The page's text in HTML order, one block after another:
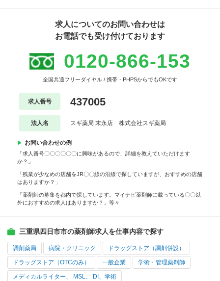
求人についてのお問い合わせは
お電話でも受け付けております
0120-866-153
全国共通フリーダイヤル / 携帯・PHPSからでもOKです
求人番号 437005
法人名 スギ薬局 末永店 株式会社スギ薬局
お問い合わせの例
「求人番号〇〇〇〇〇〇に興味があるので、詳細を教えていただけます
か？」
「残業が少なめの店舗をJR〇〇線の沿線で探していますが、おすすめの店舗
はありますか？」
「薬剤師の募集を都内で探しています。マイナビ薬剤師に載っている〇〇以
外におすすめの求人はありますか？」等々
三重県四日市市の薬剤師求人を仕事内容で探す
調剤薬局 病院・クリニック ドラッグストア（調剤併設）
ドラッグストア（OTCのみ） 一般企業 学術・管理薬剤師
メディカルライター、 MSL、 DI、学術